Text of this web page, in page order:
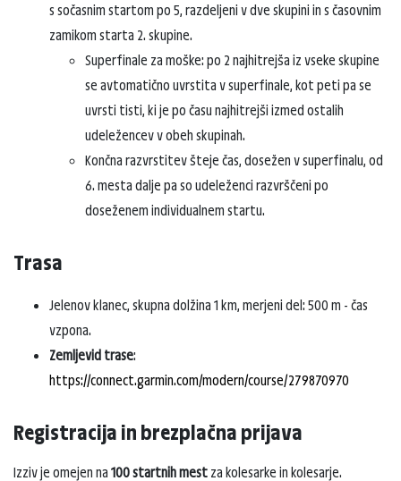
s sočasnim startom po 5, razdeljeni v dve skupini in s časovnim
zamikom starta 2. skupine.
Superfinale za moške: po 2 najhitrejša iz vseke skupine
se avtomatično uvrstita v superfinale, kot peti pa se
uvrsti tisti, ki je po času najhitrejši izmed ostalih
udeležencev v obeh skupinah.
Končna razvrstitev šteje čas, dosežen v superfinalu, od
6. mesta dalje pa so udeleženci razvrščeni po
doseženem individualnem startu.
Trasa
Jelenov klanec, skupna dolžina 1 km, merjeni del: 500 m - čas
vzpona.
Zemljevid trase:
https://connect.garmin.com/modern/course/279870970
Registracija in brezplačna prijava
Izziv je omejen na 100 startnih mest za kolesarke in kolesarje.